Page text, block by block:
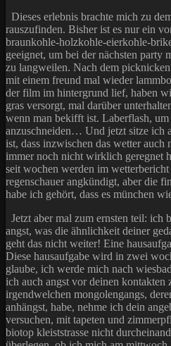
Dieses erlebnis brachte mich zu
rauszufinden. Bisher ist es nur ein
braunkohle-holzkohle-eierkohle-
geeignet, um bei der nächsten party
zu langweilen. Nach dem
mit einem freund mal wieder
der film im hintergrund lief, haben
gras versorgt, mal darüber
wenn man bekifft ist. Laberflash, um
anzuschneiden… Und jetzt sitze ich
ist, dass inzwischen das wetter auch
immer noch nicht wirklich geregnet
seit wochen werden im
regenschauer angkündigt, aber die
habe ich gehört, dass es münchen
Jetzt aber mal zum ernsten teil: ich
angst, was die ähnlichkeit deiner
geht das nicht weiter! Eine
Diese hausaufgabe wird in zwei
glaube, ich werde mich nach
ich auch angst vor deinen kontakten
irgendwelchen mongolengangs,
anhängst, habe, nehme ich dein
versuchen, mit tapeten und
biotop kleiststrasse nicht